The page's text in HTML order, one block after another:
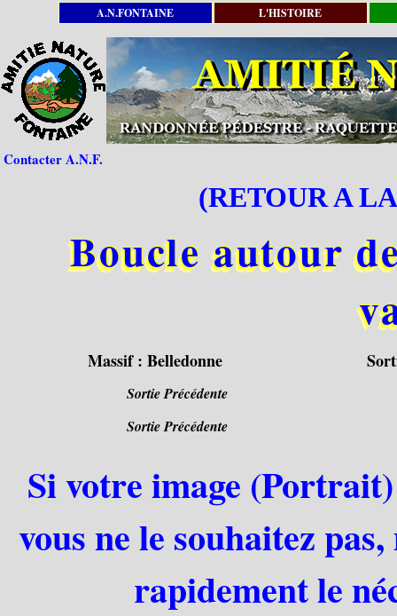
A.N.FONTAINE L'HISTOIRE
Contacter A.N.F.
(RETOUR A
Boucle autour
Massif : Belledonne
Sortie Précédente
Sortie Précédente
Si votre image
vous ne le souhaitez
rapidement le